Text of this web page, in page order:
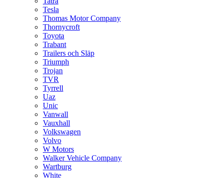
Tesla
Thomas Motor Company
Thornycroft
Toyota
Trabant
Trailers och Släp
Triumph
Trojan
TVR
Tyrrell
Uaz
Unic
Vanwall
Vauxhall
Volkswagen
Volvo
W Motors
Walker Vehicle Company
Wartburg
White